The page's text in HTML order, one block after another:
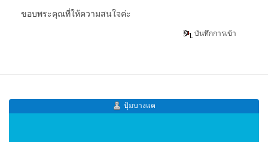
ขอบพระคุณที่ให้ความสนใจค่ะ
บันทึกการเข้า
ปุ้มบางแค